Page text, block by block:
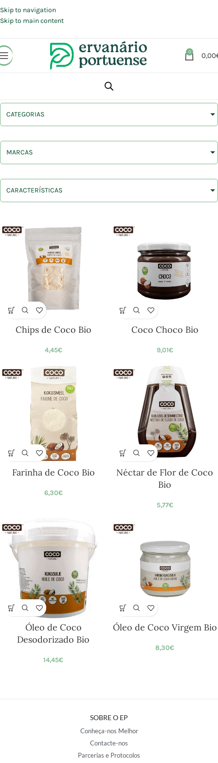
Skip to navigation
Skip to main content
0 0,00
CATEGORIAS
MARCAS
CARACTERÍSTICAS
Chips de Coco Bio
4,45€
Coco Choco Bio
9,01€
Farinha de Coco Bio
6,30€
Néctar de Flor de Coco
Bio
5,77€
Óleo de Coco
Desodorizado Bio
14,45€
Óleo de Coco Virgem Bio
8,30€
SOBRE O EP
Conheça-nos Melhor
Contacte-nos
Parcerias e Protocolos